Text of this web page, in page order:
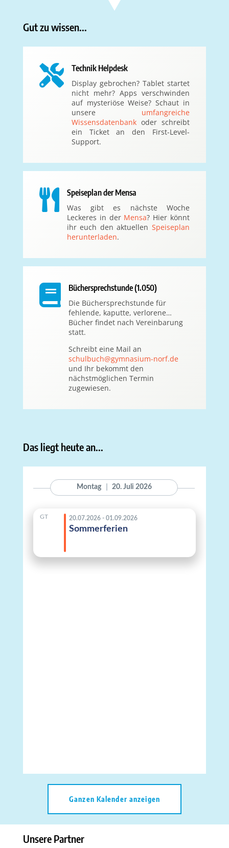
Gut zu wissen...
 Technik Helpdesk
Display gebrochen? Tablet startet
nicht mehr? Apps verschwinden
auf mysteriöse Weise? Schaut in
unsere umfangreiche
Wissensdatenbankoder schreibt
ein Ticket an den First-Level-
Support.
 Speiseplan der Mensa
Was gibt es nächste Woche
Leckeres in der Mensa? Hier könnt
ihr euch den aktuellen Speiseplan
herunterladen.
 Büchersprechstunde (1.050)
Die Büchersprechstunde für
fehlende, kaputte, verlorene…
Bücher findet nach Vereinbarung
statt.
Schreibt eine Mail an
schulbuch@gymnasium-norf.de
und Ihr bekommt den
nächstmöglichen Termin
zugewiesen.
Das liegt heute an...
Ganzen Kalender anzeigen
Unsere Partner